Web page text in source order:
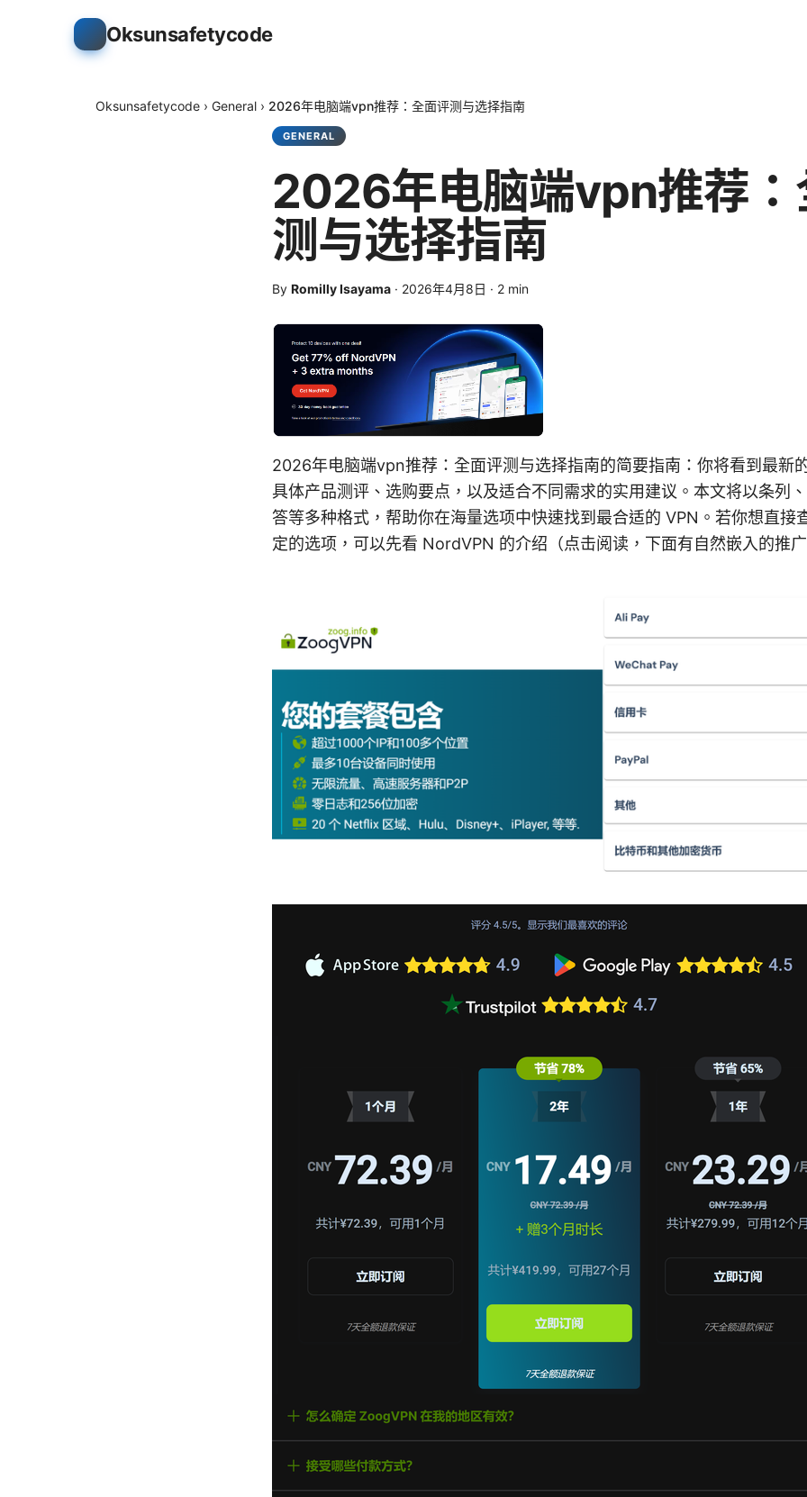
Oksunsafetycode
Oksunsafetycode › General › 2026年电脑端vpn推荐：全面评测与选择指南
GENERAL
2026年电脑端vpn推荐：
测与选择指南
By Romilly Isayama · 2026年4月8日 · 2 min
2026年电脑端vpn推荐：全面评测与选择指南的简要指南：你将看到最新
具体产品测评、选购要点，以及适合不同需求的实用建议。本文将以条列
答等多种格式，帮助你在海量选项中快速找到最合适的 VPN。若你想直接
定的选项，可以先看 NordVPN 的介绍（点击阅读，下面有自然嵌入的推广